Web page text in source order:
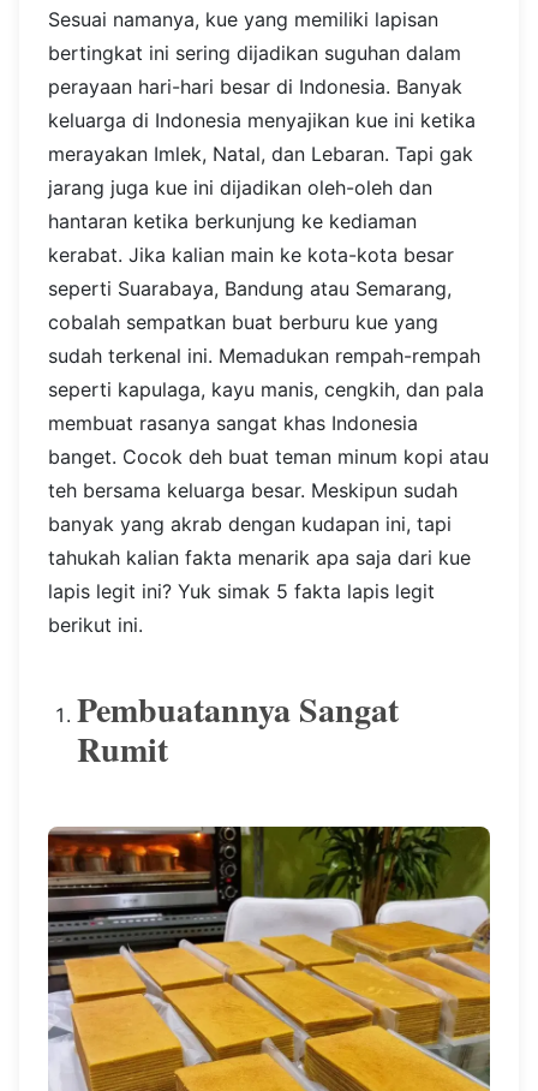
Sesuai namanya, kue yang memiliki lapisan
bertingkat ini sering dijadikan suguhan dalam
perayaan hari-hari besar di Indonesia. Banyak
keluarga di Indonesia menyajikan kue ini ketika
merayakan Imlek, Natal, dan Lebaran. Tapi gak
jarang juga kue ini dijadikan oleh-oleh dan
hantaran ketika berkunjung ke kediaman
kerabat. Jika kalian main ke kota-kota besar
seperti Suarabaya, Bandung atau Semarang,
cobalah sempatkan buat berburu kue yang
sudah terkenal ini. Memadukan rempah-rempah
seperti kapulaga, kayu manis, cengkih, dan pala
membuat rasanya sangat khas Indonesia
banget. Cocok deh buat teman minum kopi atau
teh bersama keluarga besar. Meskipun sudah
banyak yang akrab dengan kudapan ini, tapi
tahukah kalian fakta menarik apa saja dari kue
lapis legit ini? Yuk simak 5 fakta lapis legit
berikut ini.
Pembuatannya Sangat
Rumit